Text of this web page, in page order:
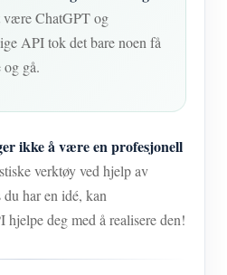
være ChatGPT og
API tok det bare noen få
og gå.
ikke å være en profesjonell
verktøy ved hjelp av
har en idé, kan
deg med å realisere den!